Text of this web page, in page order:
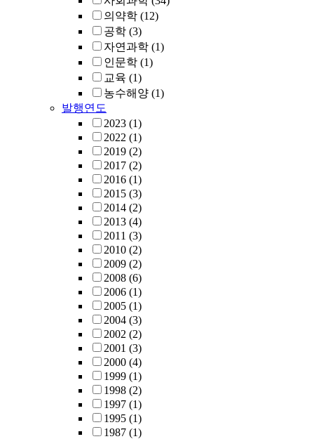
의약학 (12)
공학 (3)
자연과학 (1)
인문학 (1)
교육 (1)
농수해양 (1)
발행연도
2023 (1)
2022 (1)
2019 (2)
2017 (2)
2016 (1)
2015 (3)
2014 (2)
2013 (4)
2011 (3)
2010 (2)
2009 (2)
2008 (6)
2006 (1)
2005 (1)
2004 (3)
2002 (2)
2001 (3)
2000 (4)
1999 (1)
1998 (2)
1997 (1)
1995 (1)
1987 (1)